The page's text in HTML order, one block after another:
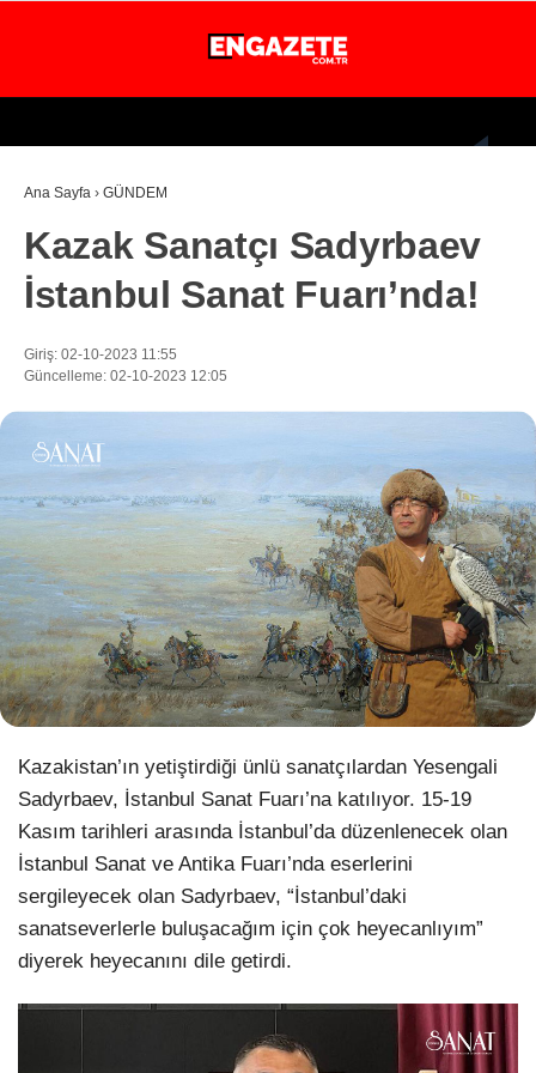
WhatsApp İhbar Hattı
Instagram
Youtube
25
İSTANBUL
GÜNDEM
EKONOMİ
DÜNYA
TEKNOLOJİ
EĞİTİM
Ana Sayfa › GÜNDEM
Kazak Sanatçı Sadyrbaev
İstanbul Sanat Fuarı’nda!
Giriş: 02-10-2023 11:55
Güncelleme: 02-10-2023 12:05
Kazakistan’ın yetiştirdiği ünlü sanatçılardan Yesengali
Sadyrbaev, İstanbul Sanat Fuarı’na katılıyor. 15-19
Kasım tarihleri ​​arasında İstanbul’da düzenlenecek olan
İstanbul Sanat ve Antika Fuarı’nda eserlerini
sergileyecek olan Sadyrbaev, “İstanbul’daki
sanatseverlerle buluşacağım için çok heyecanlıyım”
diyerek heyecanını dile getirdi.